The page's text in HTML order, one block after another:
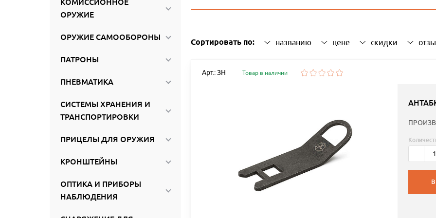
КОМИССИОННОЕ
ОРУЖИЕ
ОРУЖИЕ САМООБОРОНЫ
ПАТРОНЫ
ПНЕВМАТИКА
СИСТЕМЫ ХРАНЕНИЯ И
ТРАНСПОРТИРОВКИ
ПРИЦЕЛЫ ДЛЯ ОРУЖИЯ
КРОНШТЕЙНЫ
ОПТИКА И ПРИБОРЫ
НАБЛЮДЕНИЯ
Сортировать по: названию цене скидки
Арт.: ЗН Товар в наличии
-